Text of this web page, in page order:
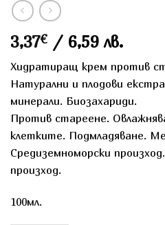
3,37€ / 6,59 лв.
Хидратиращ крем против
Натурални и плодови
минерали. Биозахариди.
Против стареене.
клетките. Подмладяване.
Средиземноморски
произход.
100мл.